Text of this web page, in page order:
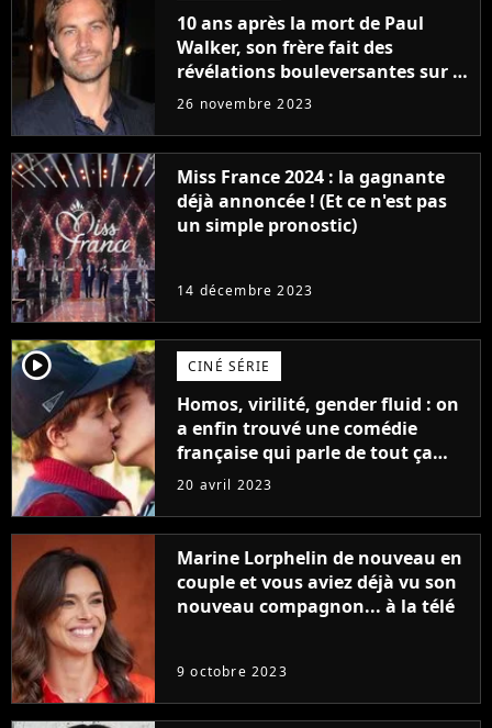
10 ans après la mort de Paul
Walker, son frère fait des
révélations bouleversantes sur la
réaction des acteurs de Fast and
26 novembre 2023
Miss France 2024 : la gagnante
déjà annoncée ! (Et ce n'est pas
un simple pronostic)
14 décembre 2023
player2 CINÉ SÉRIE
Homos, virilité, gender fluid : on
a enfin trouvé une comédie
française qui parle de tout ça
sans être super ringarde
20 avril 2023
Marine Lorphelin de nouveau en
couple et vous aviez déjà vu son
nouveau compagnon... à la télé
9 octobre 2023